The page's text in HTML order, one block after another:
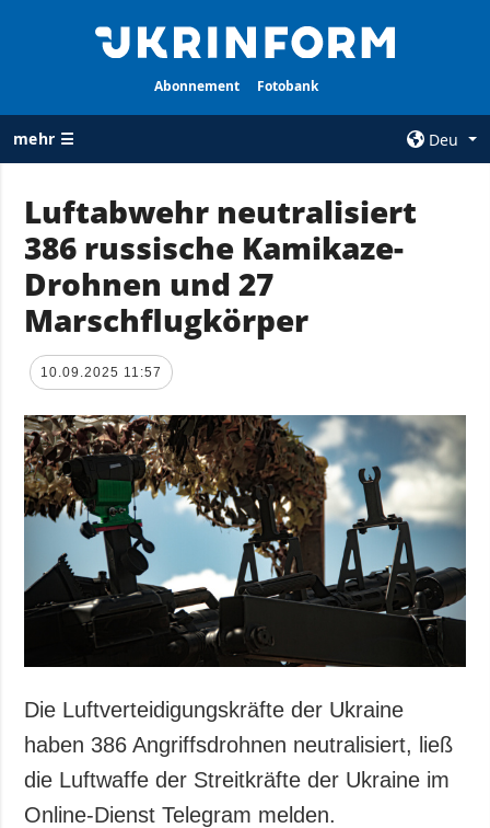
Abonnement Fotobank
mehr ☰
Deu
ALLE
RUBRIKEN
Krieg
Wiederaufbau
der Ukraine
Politik
Wirtschaft
Militär
Gesellschaft und
Kultur
Sport
Kriminalität
Notstand und
AGENTUR
Kontakte
und zum Schutz
personenbezogener
Daten
ZUSÄTZLICH
Veröffentlichungen
Interview
Fotos
LEISTUNGEN
Abonnement
Fotobank
Luftabwehr neutralisiert
386 russische Kamikaze-
Drohnen und 27
Marschflugkörper
10.09.2025 11:57
Die Luftverteidigungskräfte der Ukraine
haben 386 Angriffsdrohnen neutralisiert, ließ
die Luftwaffe der Streitkräfte der Ukraine im
Online-Dienst Telegram melden.